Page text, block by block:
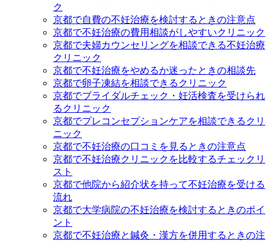
ク
京都で自費の不妊治療を検討するときの注意点
京都で不妊治療の費用相談がしやすいクリニック
京都で夫婦カウンセリングを相談できる不妊治療
クリニック
京都で不妊治療をやめるか迷ったときの相談先
京都で卵子凍結を相談できるクリニック
京都でブライダルチェック・妊活検査を受けられ
るクリニック
京都でプレコンセプションケアを相談できるクリ
ニック
京都で不妊治療の口コミを見るときの注意点
京都で不妊治療クリニックを比較するチェックリ
スト
京都で他院から紹介状を持って不妊治療を受ける
流れ
京都で大学病院の不妊治療を検討するときのポイ
ント
京都で不妊治療と鍼灸・漢方を併用するときの注